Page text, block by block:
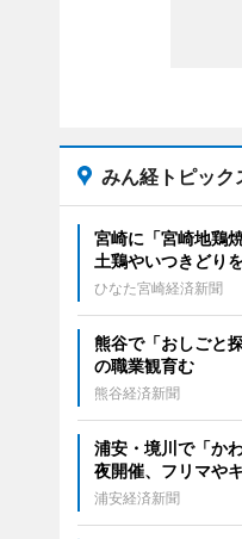
みん経トピック
宮崎に「宮崎地鶏
土鶏やいつきどり
ひなた宮崎経済新聞
熊谷で「おしごと
の職業観育む
熊谷経済新聞
浦安・境川で「か
夜開催、フリマや
浦安経済新聞